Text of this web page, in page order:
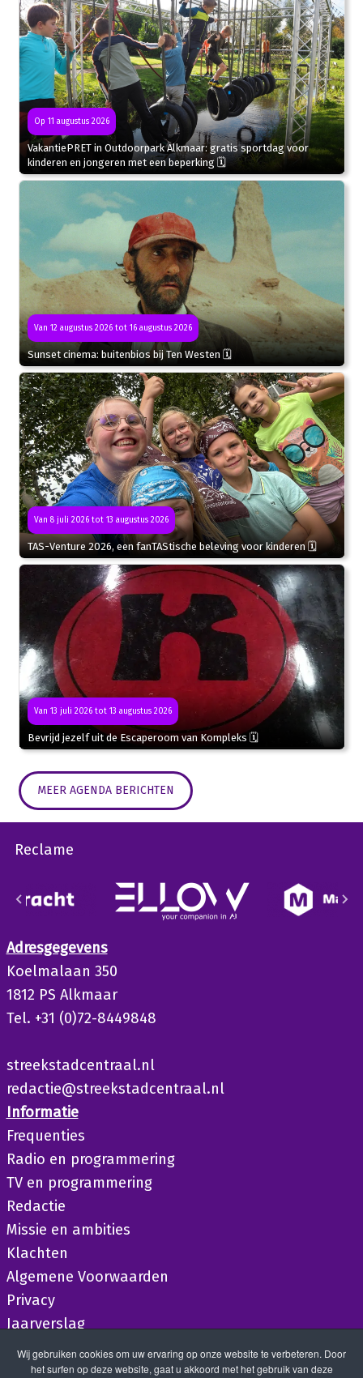
Op 11 augustus 2026
VakantiePRET in Outdoorpark Alkmaar: gratis sportdag voor
kinderen en jongeren met een beperking 🗓
Van 12 augustus 2026 tot 16 augustus 2026
Sunset cinema: buitenbios bij Ten Westen 🗓
Van 8 juli 2026 tot 13 augustus 2026
TAS-Venture 2026, een fanTAStische beleving voor kinderen 🗓
Van 13 juli 2026 tot 13 augustus 2026
Bevrijd jezelf uit de Escaperoom van Kompleks 🗓
MEER AGENDA BERICHTEN
Reclame
Adresgegevens
Koelmalaan 350
1812 PS Alkmaar
Tel. +31 (0)72-8449848
streekstadcentraal.nl
redactie@streekstadcentraal.nl
Informatie
Frequenties
Radio en programmering
TV en programmering
Redactie
Missie en ambities
Klachten
Algemene Voorwaarden
Privacy
Jaarverslag
Wij gebruiken cookies om uw ervaring op onze website te verbeteren. Door
het surfen op deze website, gaat u akkoord met het gebruik van deze